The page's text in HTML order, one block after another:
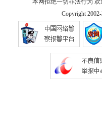
本网拒绝一切非法行为
Copyright